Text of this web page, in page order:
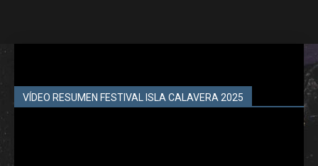
VÍDEO RESUMEN FESTIVAL ISLA CALAVERA 2025